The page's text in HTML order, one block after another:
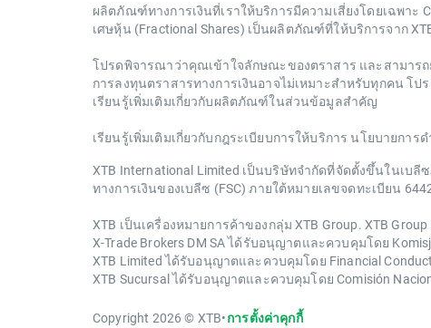
ผลิตภัณฑ์ทางการเงินที่เราให้บริการมีความเสี่ยงโดยเฉพาะ
เศษหุ้น (Fractional Shares) เป็นผลิตภัณฑ์ที่ให้บริการจาก
โปรดพิจารณาว่าคุณเข้าใจลักษณะของตราสาร และสามารถ
การลงทุนตราสารทางการเงินอาจไม่เหมาะสำหรับทุกคน โ
เรียนรู้เพิ่มเติมเกี่ยวกับผลิตภัณฑ์ในส่วนข้อมูลสำคัญ
เรียนรู้เพิ่มเติมเกี่ยวกับกฎระเบียบการให้บริการ นโยบายกา
XTB International Limited เป็นบริษัทจำกัดที่จัดตั้งขึ้นในเบ
ทางการเงินของเบลีซ (FSC) ภายใต้หมายเลขจดทะเบียน
XTB เป็นเครื่องหมายการค้าของกลุ่ม XTB Group. XTB
X-Trade Brokers DM SA ได้รับอนุญาตและควบคุมโดย
XTB Limited ได้รับอนุญาตและควบคุมโดย Financial
XTB Sucursal ได้รับอนุญาตและควบคุมโดย Comisión
Copyright 2026 © XTB•การตั้งค่าคุกกี้